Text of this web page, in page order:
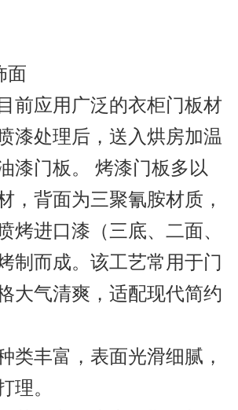
面
前应用广泛的衣柜门板材
漆处理后，送入烘房加温
漆门板。 烤漆门板多以
，背面为三聚氰胺材质，
烤进口漆（三底、二面、
制而成。该工艺常用于门
大气清爽，适配现代简约
类丰富，表面光滑细腻，
理。